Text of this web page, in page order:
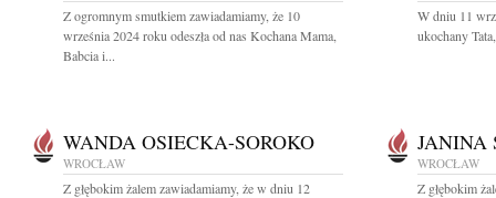
Z ogromnym smutkiem zawiadamiamy, że 10
września 2024 roku odeszła od nas Kochana Mama,
Babcia i...
W dniu 11
ukochany
WANDA OSIECKA-SOROKO
WROCŁAW
Z głębokim żalem zawiadamiamy, że w dniu 12
JANINA
WROCŁAW
Z głębokim